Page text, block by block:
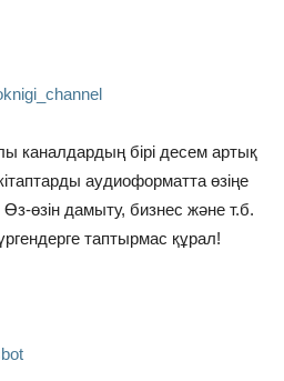
каналдардың бірі десем артық
аудиоформатта өзіңе
өзін дамыту, бизнес және т.б.
таптырмас құрал!